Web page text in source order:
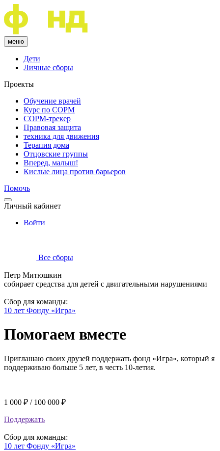
меню
Дети
Личные сборы
Проекты
Обучение врачей
Курс по COPM
COPM-трекер
Правовая защита
техника для движения
Терапия дома
Отцовские группы
Вперед, малыш!
Кислые лица против барьеров
Помочь
Личный кабинет
Войти
Все сборы
Петр Митюшкин
собирает средства для детей с двигательными нарушениями
Сбор для команды:
10 лет Фонду «Игра»
Помогаем вместе
Приглашаю своих друзей поддержать фонд «Игра», который я
поддерживаю больше 5 лет, в честь 10-летия.
1 000 ₽ / 100 000 ₽
Поддержать
Сбор для команды:
10 лет Фонду «Игра»